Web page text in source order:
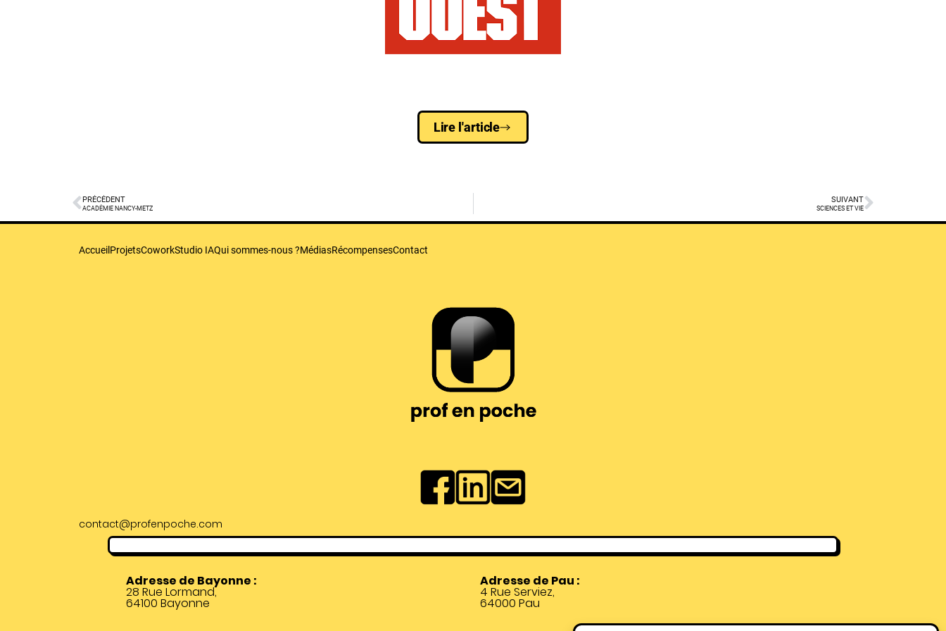
Lire l'article
PRÉCÉDENT
ACADÉMIE NANCY-METZ
SUIVANT
SCIENCES ET VIE
Accueil ProjetsCoworkStudio IAQui sommes-nous ?MédiasRécompensesContact
contact@profenpoche.com
Adresse de Bayonne :
28 Rue Lormand,
64100 Bayonne
Adresse de Pau :
4 Rue Serviez,
64000 Pau